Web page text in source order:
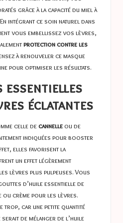
grâce à la capacité du miel à
intégrant ce soin naturel dans
vous embellissez vos lèvres,
protection contre les
à renouveler ce masque
pour optimiser les résultats.
essentielles
éclatantes
celle de cannelle ou de
indiquées pour booster
elles favorisent la
un effet légèrement
lèvres plus pulpeuses. Vous
d’huile essentielle de
ou crème pour les lèvres.
trop, car une petite quantité
de mélanger de l’huile